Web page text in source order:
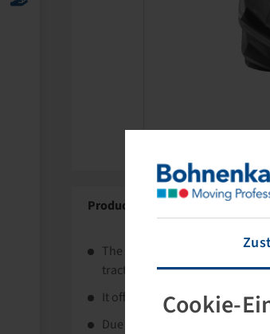
Cookie-
Product Details
The TM 900 High Power was
tractors.
It offers extremely high load
Due to its special design, the